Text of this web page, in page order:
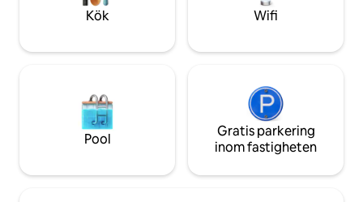
Kök Wifi
Pool
Gratis parkering
inom fastigheten